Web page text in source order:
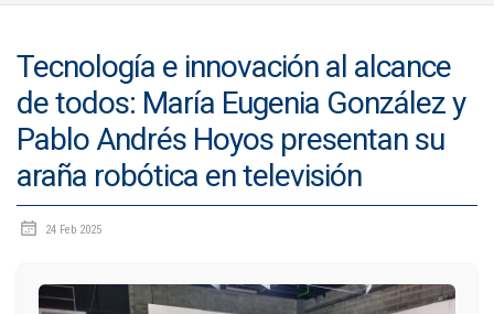
Tecnología e innovación al alcance
de todos: María Eugenia González y
Pablo Andrés Hoyos presentan su
araña robótica en televisión
24 Feb 2025
BIENESTAR
Centros
BIBLIOTECA
IDIOMAS
Consultorio Juridico
CARTERA